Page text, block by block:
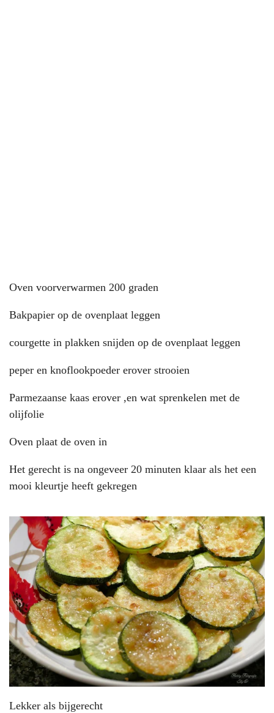
Oven voorverwarmen 200 graden
Bakpapier op de ovenplaat leggen
courgette in plakken snijden op de ovenplaat leggen
peper en knoflookpoeder erover strooien
Parmezaanse kaas erover ,en wat sprenkelen met de
olijfolie
Oven plaat de oven in
Het gerecht is na ongeveer 20 minuten klaar als het een
mooi kleurtje heeft gekregen
Lekker als bijgerecht